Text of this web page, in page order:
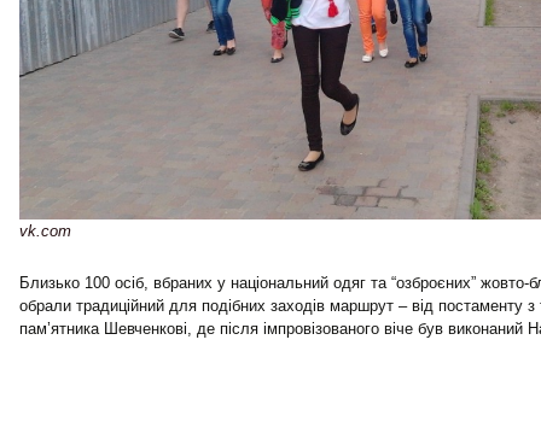
vk.com
Близько 100 осіб, вбраних у національний одяг та “озброєних”
обрали традиційний для подібних заходів маршрут – від постаменту
пам’ятника Шевченкові, де після імпровізованого віче був виконаний